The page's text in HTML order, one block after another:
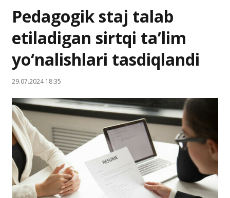
Pedagogik staj talab
etiladigan sirtqi ta’lim
yo‘nalishlari tasdiqlandi
29.07.2024 18:35